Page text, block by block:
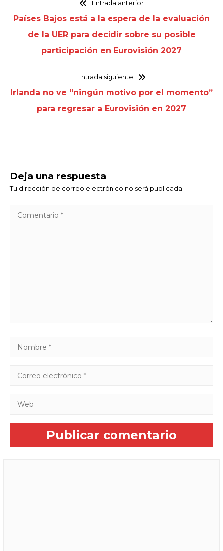
Entrada anterior
Países Bajos está a la espera de la evaluación
de la UER para decidir sobre su posible
participación en Eurovisión 2027
Entrada siguiente
Irlanda no ve “ningún motivo por el momento”
para regresar a Eurovisión en 2027
Deja una respuesta
Tu dirección de correo electrónico no será publicada.